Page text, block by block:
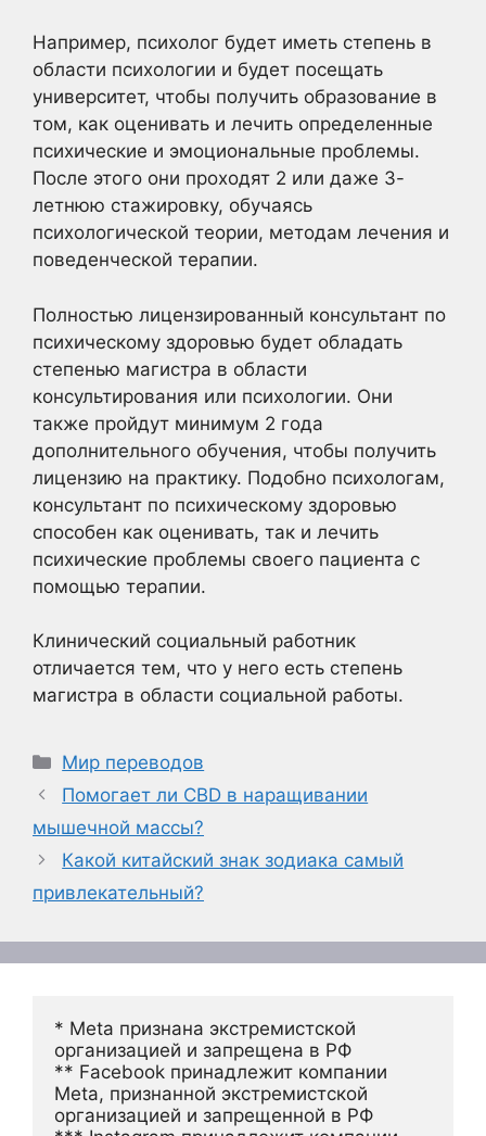
Например, психолог будет иметь степень в
области психологии и будет посещать
университет, чтобы получить образование в
том, как оценивать и лечить определенные
психические и эмоциональные проблемы.
После этого они проходят 2 или даже 3-
летнюю стажировку, обучаясь
психологической теории, методам лечения и
поведенческой терапии.
Полностью лицензированный консультант по
психическому здоровью будет обладать
степенью магистра в области
консультирования или психологии. Они
также пройдут минимум 2 года
дополнительного обучения, чтобы получить
лицензию на практику. Подобно психологам,
консультант по психическому здоровью
способен как оценивать, так и лечить
психические проблемы своего пациента с
помощью терапии.
Клинический социальный работник
отличается тем, что у него есть степень
магистра в области социальной работы.
Рубрики
Мир переводов
Помогает ли CBD в наращивании
мышечной массы?
Какой китайский знак зодиака самый
привлекательный?
* Meta признана экстремистской
организацией и запрещена в РФ
** Facebook принадлежит компании
Meta, признанной экстремистской
организацией и запрещенной в РФ